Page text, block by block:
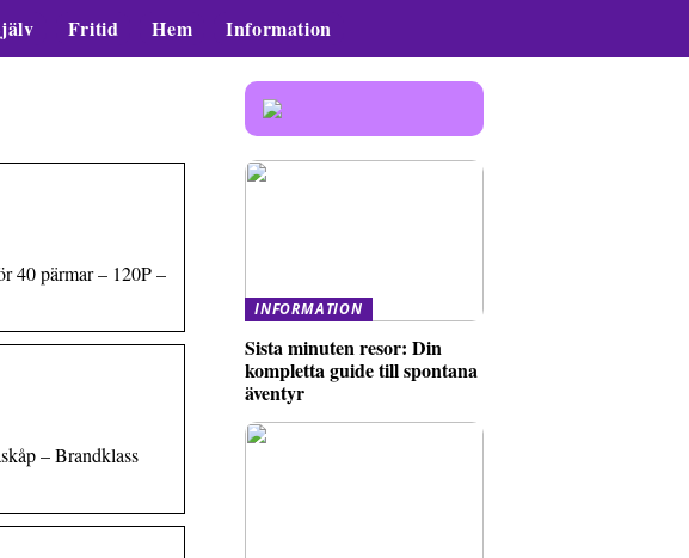
Fritid Hem Information
40 pärmar – 120P –
– Brandklass
INFORMATION
Sista minuten resor: Din
kompletta guide till spontana
äventyr